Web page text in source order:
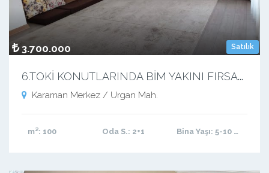
Satılık
3.700.000
6
.TOKİ KONUTLARINDA BİM YAKINI FIRSAT DAİRE 2+1
Karaman Merkez / Urgan Mah.
m²: 100 Oda S.: 2+1 Bina Yaşı: 5-10 arası